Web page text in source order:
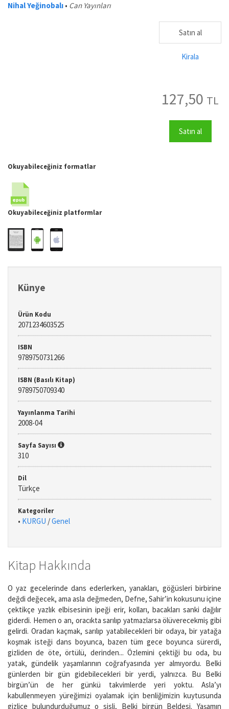
Nihal Yeğinobalı • Can Yayınları
Satın al
Kirala
127,50 TL
Satın al
Okuyabileceğiniz formatlar
Okuyabileceğiniz platformlar
Künye
Ürün Kodu
2071234603525
ISBN
9789750731266
ISBN (Basılı Kitap)
9789750709340
Yayınlanma Tarihi
2008-04
Sayfa Sayısı
310
Dil
Türkçe
Kategoriler
• KURGU /Genel
Kitap Hakkında
O yaz gecelerinde dans ederlerken, yanakları, göğüsleri birbirine
değdi değecek, ama asla değmeden, Defne, Sahir’in kokusunu içine
çektikçe yazlık elbisesinin ipeği erir, kolları, bacakları sanki dağılır
giderdi. Hemen o an, oracıkta sarılıp yatmazlarsa ölüverecekmiş gibi
gelirdi. Oradan kaçmak, sarılıp yatabilecekleri bir odaya, bir yatağa
koşmak isteği dans boyunca, bazen tüm gece boyunca sürerdi,
gizliden de öte, örtülü, derinden... Özlemini çektiği bu oda, bu
yatak, gündelik yaşamlarının coğrafyasında yer almıyordu. Belki
günlerden bir gün gidebilecekleri bir yerdi, yalnızca. Bu Belki
birgün’ün de her günkü takvimlerde yeri yoktu. Asla’yı
kabullenmeyen yüreğimizi oyalamak için benliğimizin kuytusunda
gizlice bulundurduğumuz o sisli, Belki birgün Beldesi. Yaşamın